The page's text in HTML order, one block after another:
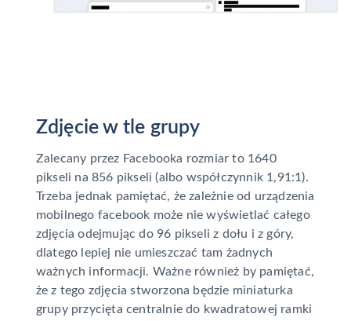
Zdjęcie w tle grupy
Zalecany przez Facebooka rozmiar to 1640
pikseli na 856 pikseli (albo współczynnik 1,91:1).
Trzeba jednak pamiętać, że zależnie od urządzenia
mobilnego facebook może nie wyświetlać całego
zdjęcia odejmując do 96 pikseli z dołu i z góry,
dlatego lepiej nie umieszczać tam żadnych
ważnych informacji. Ważne również by pamiętać,
że z tego zdjęcia stworzona będzie miniaturka
grupy przycięta centralnie do kwadratowej ramki